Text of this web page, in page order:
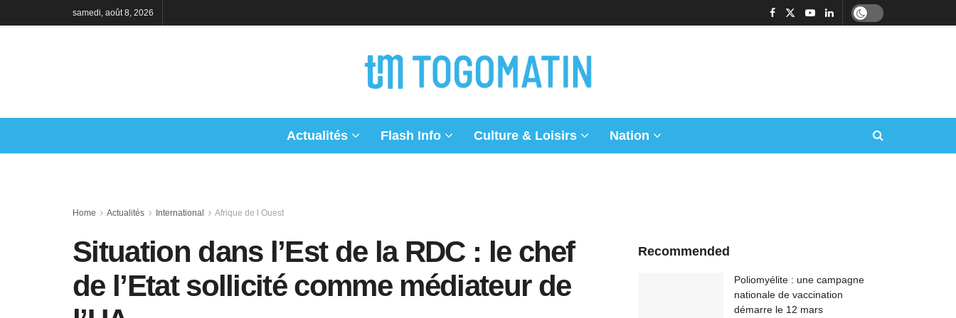
samedi, août 8, 2026
Actualités Flash Info Culture & Loisirs Nation
Home Actualités International Afrique de l Ouest
Situation dans l’Est de la RDC : le chef
de l’Etat sollicité comme médiateur de
Recommended
Poliomyélite : une campagne
nationale de vaccination
démarre le 12 mars